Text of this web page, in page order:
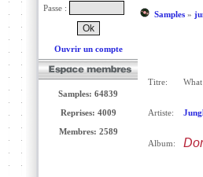
Passe :
Ouvrir un compte
Samples: 64839
Reprises: 4009
Membres: 2589
Samples»
Titre:
Artiste:
Album: